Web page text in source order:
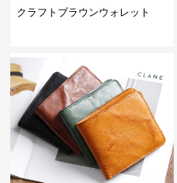
クラフトブラウンウォレット